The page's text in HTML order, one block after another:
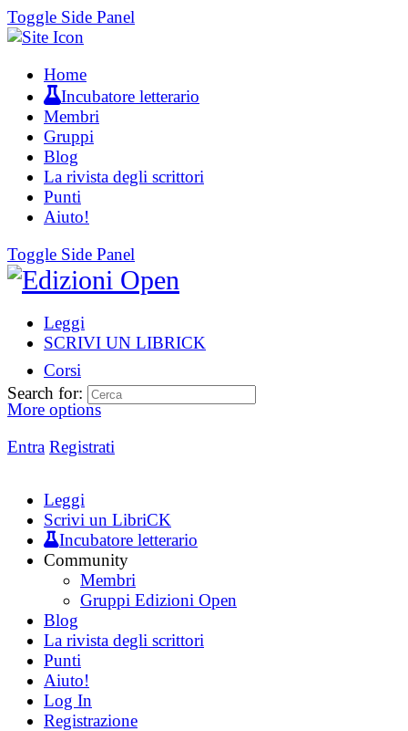
Toggle Side Panel
Home
Incubatore letterario
Membri
Gruppi
Blog
La rivista degli scrittori
Punti
Aiuto!
Toggle Side Panel
Leggi
SCRIVI UN LIBRICK
Corsi
More options
Entra Registrati
Search for:
Leggi
Scrivi un LibriCK
Incubatore letterario
Community
Membri
Gruppi Edizioni Open
Blog
La rivista degli scrittori
Punti
Aiuto!
Log In
Registrazione